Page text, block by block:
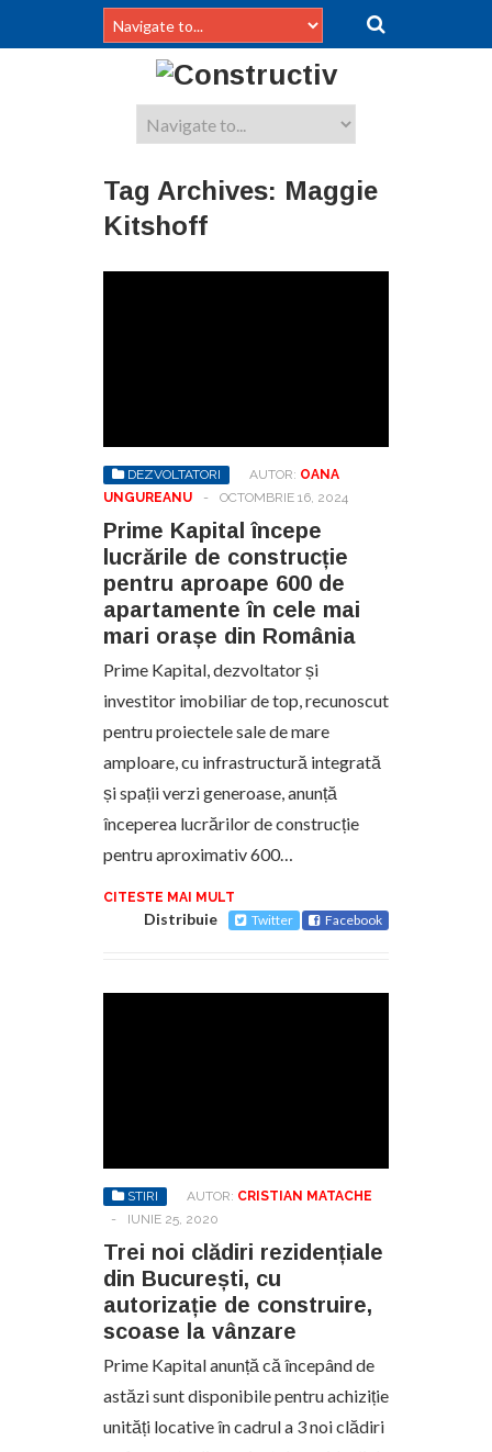
Tag Archives: Maggie
Kitshoff
DEZVOLTATORI AUTOR: OANA
UNGUREANU
- OCTOMBRIE 16, 2024
Prime Kapital începe
lucrările de construcție
pentru aproape 600 de
apartamente în cele mai
mari orașe din România
Prime Kapital, dezvoltator și
investitor imobiliar de top, recunoscut
pentru proiectele sale de mare
amploare, cu infrastructură integrată
și spații verzi generoase, anunță
începerea lucrărilor de construcție
pentru aproximativ 600…
CITESTE MAI MULT
Distribuie Twitter Facebook
STIRI AUTOR: CRISTIAN MATACHE
-
IUNIE 25, 2020
Trei noi clădiri rezidențiale
din București, cu
autorizație de construire,
scoase la vânzare
Prime Kapital anunță că începând de
astăzi sunt disponibile pentru achiziție
unități locative în cadrul a 3 noi clădiri